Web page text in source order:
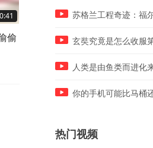
偷
00:29
孤独症特教老师的工作，远不
苏格兰工程奇迹：福
玄奘究竟是怎么收服
人类是由鱼类而进化
你的手机可能比马桶
热门视频